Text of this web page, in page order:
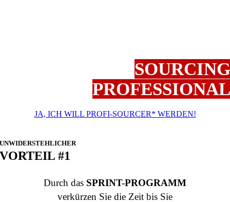
SOURCING
PROFESSIONAL
JA, ICH WILL PROFI-SOURCER* WERDEN!
UNWIDERSTEHLICHER
VORTEIL #1
Durch das SPRINT-PROGRAMM
verkürzen Sie die Zeit bis Sie